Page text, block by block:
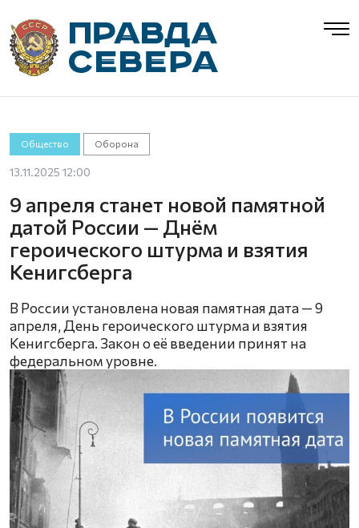
Общество Оборона
13.11.2025 12:00
9 апреля станет новой памятной
датой России — Днём
героического штурма и взятия
Кенигсберга
В России установлена новая памятная дата — 9
апреля, День героического штурма и взятия
Кенигсберга. Закон о её введении принят на
федеральном уровне.